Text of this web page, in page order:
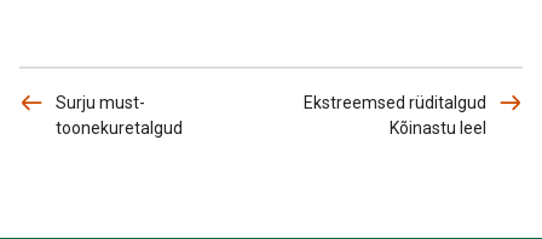
Surju must-
toonekuretalgud
Ekstreemsed rüditalgud
Kõinastu leel